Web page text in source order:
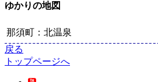
ゆかりの地図
那須町：北温泉
戻る
トップページへ